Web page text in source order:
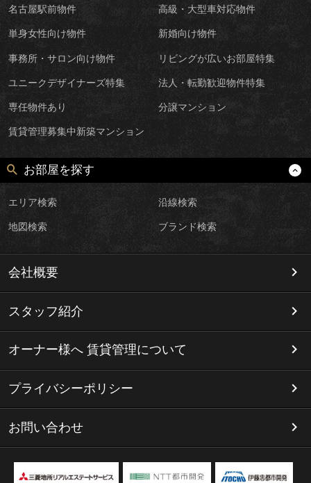
名古屋駅前物件 高級・大型車対応物件
単身女性向け物件 新婚向け物件
事務所・サロン向け物件 リビングが広いお部屋特集
ユニークデザイナーズ特集 法人・転勤歓迎物件特集
専任物件あり 分譲マンション
賃貸管理募集中新築マンション
お部屋を探す
エリア検索 沿線検索
地図検索 ブランド検索
会社概要
スタッフ紹介
オーナー様へ 賃貸管理について
プライバシーポリシー
お問い合わせ